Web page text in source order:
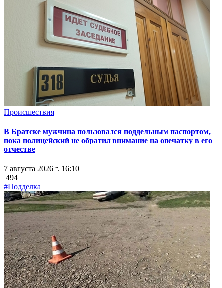
Происшествия
В Братске мужчина пользовался поддельным паспортом,
пока полицейский не обратил внимание на опечатку в его
отчестве
7 августа 2026 г. 16:10
494
#Подделка